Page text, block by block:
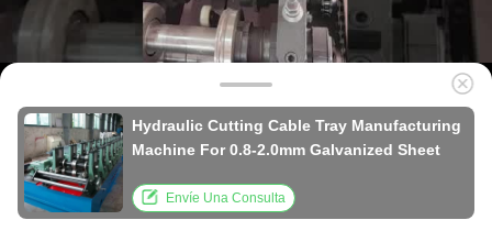
Hydraulic Cutting Cable Tray Manufacturing
Machine For 0.8-2.0mm Galvanized Sheet
Envíe Una Consulta